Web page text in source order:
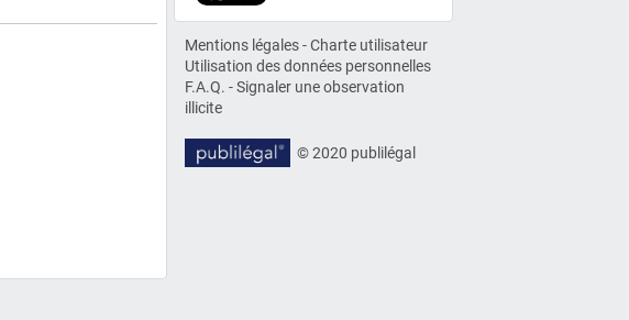
Mentions légales-Charte utilisateur
Utilisation des données personnelles
F.A.Q. -Signaler une observation
illicite
© 2020 publilégal